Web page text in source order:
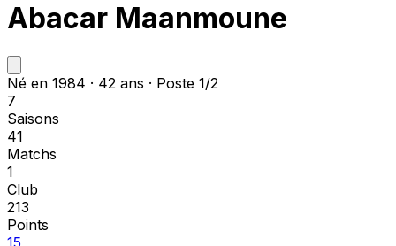
Abacar Maanmoune
Né en 1984 · 42 ans · Poste 1/2
7
Saisons
41
Matchs
1
Club
213
Points
15